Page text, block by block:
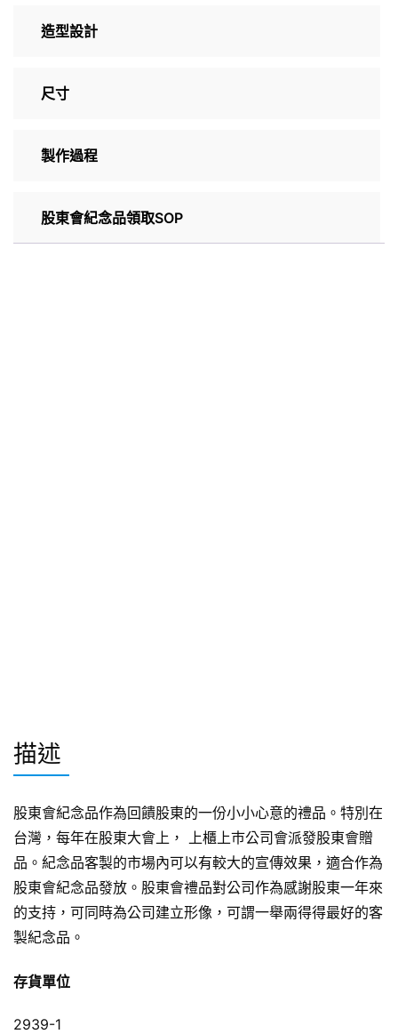
造型設計
尺寸
製作過程
股東會紀念品領取SOP
描述
股東會紀念品作為回饋股東的一份小小心意的禮品。特別在
台灣，每年在股東大會上， 上櫃上巿公司會派發股東會贈
品。紀念品客製的市場內可以有較大的宣傳效果，適合作為
股東會紀念品發放。股東會禮品對公司作為感謝股東一年來
的支持，可同時為公司建立形像，可謂一舉兩得得最好的客
製紀念品。
存貨單位
2939-1